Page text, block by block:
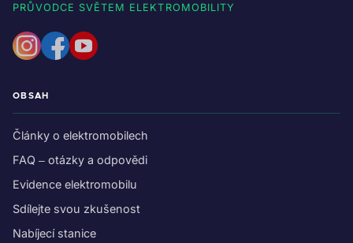
PRŮVODCE SVĚTEM ELEKTROMOBILITY
OBSAH
Články o elektromobilech
FAQ – otázky a odpovědi
Evidence elektromobilu
Sdílejte svou zkušenost
Nabíjecí stanice